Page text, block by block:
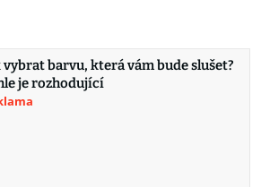
vybrat barvu, která vám bude slušet?
je rozhodující